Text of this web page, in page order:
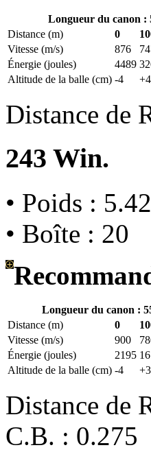
Longueur du canon :
Distance (m)
0
Vitesse (m/s)
876
Énergie (joules)
4489
Altitude de la balle (cm) -4 +4
Distance de
243 Win.
• Poids :
• Boîte : 20
Longueur du canon :
Distance (m)
0
Vitesse (m/s)
900
Énergie (joules)
2195
Altitude de la balle (cm) -4
Distance de
C.B. : 0.275